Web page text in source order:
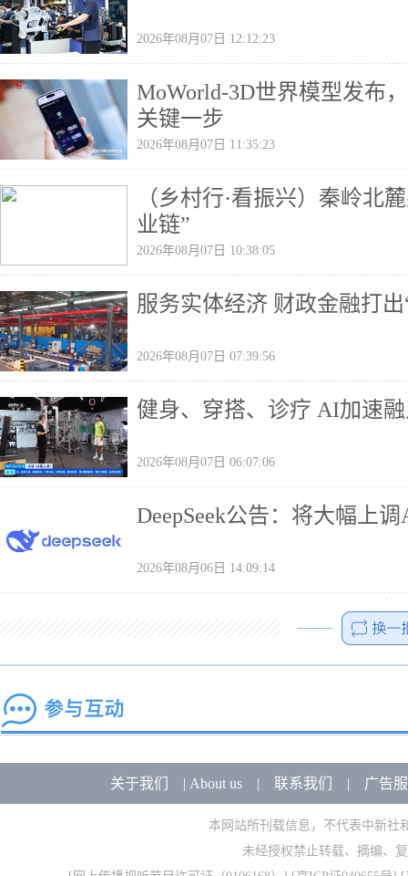
2026年08月07日 12:12:23
MoWorld-3D世界模型发布
关键一步
2026年08月07日 11:35:23
（乡村行·看振兴）秦岭北
业链”
2026年08月07日 10:38:05
服务实体经济 财政金融打出
2026年08月07日 07:39:56
健身、穿搭、诊疗 AI加速
2026年08月07日 06:07:06
DeepSeek公告：将大幅上
2026年08月06日 14:09:14
关于我们 | About us| 联系我们 | 广告
本网站所刊载信息，不代表中新社
未经授权禁止转载、摘编、